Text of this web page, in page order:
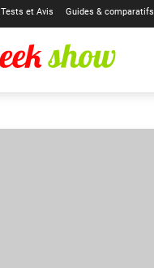
Tests et Avis Guides & comparatifs